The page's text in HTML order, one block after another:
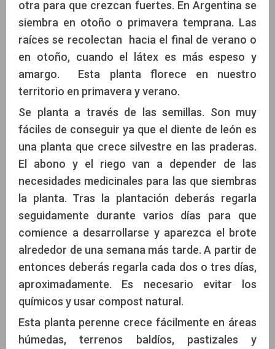
otra para que crezcan fuertes. En Argentina se
siembra en otoño o primavera temprana. Las
raíces se recolectan hacia el final de verano o
en otoño, cuando el látex es más espeso y
amargo. Esta planta florece en nuestro
territorio en primavera y verano.
Se planta a través de las semillas. Son muy
fáciles de conseguir ya que el diente de león es
una planta que crece silvestre en las praderas.
El abono y el riego van a depender de las
necesidades medicinales para las que siembras
la planta. Tras la plantación deberás regarla
seguidamente durante varios días para que
comience a desarrollarse y aparezca el brote
alrededor de una semana más tarde. A partir de
entonces deberás regarla cada dos o tres días,
aproximadamente. Es necesario evitar los
químicos y usar compost natural.
Esta planta perenne crece fácilmente en áreas
húmedas, terrenos baldíos, pastizales y